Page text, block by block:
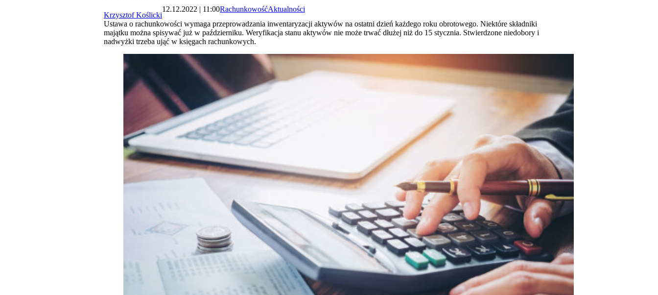
Krzysztof Koślicki
12.12.2022 | 11:00RachunkowośćAktualności
Ustawa o rachunkowości wymaga przeprowadzania inwentaryzacji aktywów na ostatni dzień każdego roku obrotowego. Niektóre składniki
majątku można spisywać już w październiku. Weryfikacja stanu aktywów nie może trwać dłużej niż do 15 stycznia. Stwierdzone niedobory i
nadwyżki trzeba ująć w księgach rachunkowych.